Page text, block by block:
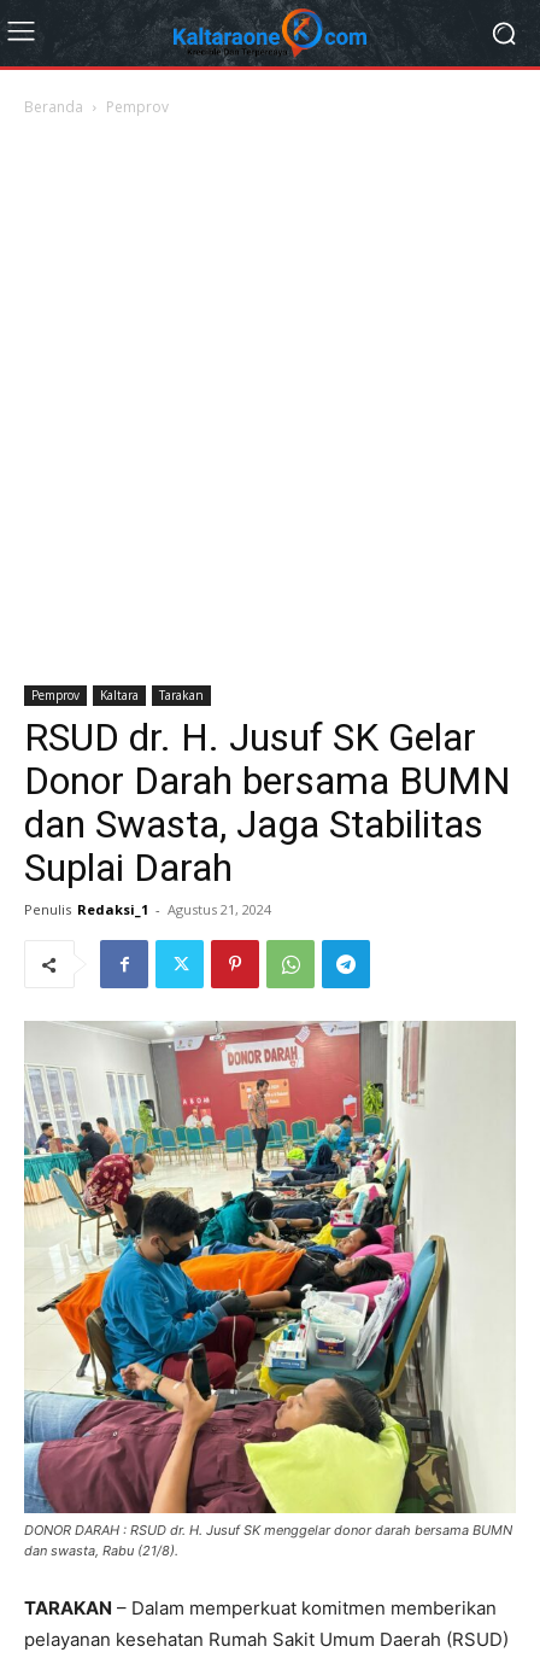
Beranda Pemprov
Pemprov Kaltara Tarakan
RSUD dr. H. Jusuf SK Gelar
Donor Darah bersama BUMN
dan Swasta, Jaga Stabilitas
Suplai Darah
Penulis Redaksi_1 - Agustus 21, 2024
DONOR DARAH : RSUD dr. H. Jusuf SK menggelar donor darah bersama BUMN
dan swasta, Rabu (21/8).
TARAKAN – Dalam memperkuat komitmen memberikan
pelayanan kesehatan Rumah Sakit Umum Daerah (RSUD)